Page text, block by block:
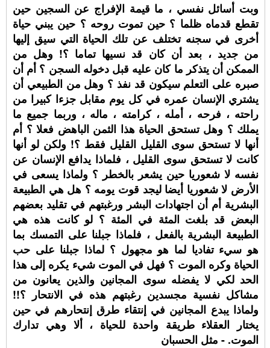
وبت أسائل نفسي ، ما قيمة الإفراج عن السجين حين
تقطع قدماه ظلما ؟ حين تموت روحه ؟ حين يبني حياة
أخرى في سجنه تختلف عن تلك الحياة التي سيق إليها
من جديد ، بعد أن كان قد نسيها تماما ؟! وهل من
الممكن أن يتذكر ما كان عليه قبل دخوله السجن ؟ أم أن
صبره على التعلم سيكون قد نفذ ؟ وهل من الطبيعي أن
يشتري الإنسان عمره في كل يوم مقابل جزءا كبيرا من
راحته ، فرحه ، أمله ، كرامته ، ماله ، وربما جميع ما
يملك ؟ وهل تستحق الحياة هذا الثمن الباهض فعلا ؟ أم
أنها لا تستحق سوى القليل القليل فقط ؟! ولكن لو أنها
كانت لا تستحق سوى القليل ، فلماذا يدافع الإنسان عن
نفسه لا شعوريا حين يشعر بالخطر ؟ ولماذا يسعى في
الأرض لا شعوريا أيضا ليجد قوت يومه ؟ هل هي الطبيعة
البشرية أم أن اجتهادات البشر ورغبتهم في تقليد بعضهم
البعض قد بلغت المئة في المئة ؟ لو كانت هذه هي
الطبيعة البشرية بالفعل ، فلماذا جبلنا على التمسك بما
هو سيء تفاديا لما هو مجهول ؟ لماذا جبلنا على حب
الحياة وكره الموت ؟ فهل في الموت شيء يكره إلى هذا
الحد لكي لا يفضله سوى المجانين والذين يعانون من
مشاكل نفسية مجسدين رغبتهم هذه في الانتحار ؟!!
ولماذا يبدع المجانين في إنتقاء طرق إنتحارهم في حين
يختار العقلاء طريقة واحدة للحياة ، ألا وهي تدارك
الموت. - مثل الحسبان